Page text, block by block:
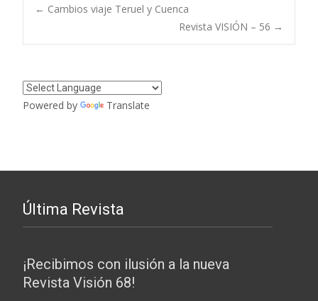
Navegación
entradas
← Cambios viaje Teruel y Cuenca
Revista VISIÓN – 56 →
Powered by Translate
Última Revista
¡Recibimos con ilusión a la nueva
Revista Visión 68!